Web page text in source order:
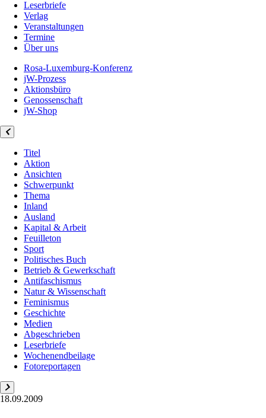
Leserbriefe
Verlag
Veranstaltungen
Termine
Über uns
Rosa-Luxemburg-Konferenz
jW-Prozess
Aktionsbüro
Genossenschaft
jW-Shop
Titel
Aktion
Ansichten
Schwerpunkt
Thema
Inland
Ausland
Kapital & Arbeit
Feuilleton
Sport
Politisches Buch
Betrieb & Gewerkschaft
Antifaschismus
Natur & Wissenschaft
Feminismus
Geschichte
Medien
Abgeschrieben
Leserbriefe
Wochenendbeilage
Fotoreportagen
18.09.2009